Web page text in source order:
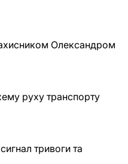
Олександром
руху транспорту
тривоги та